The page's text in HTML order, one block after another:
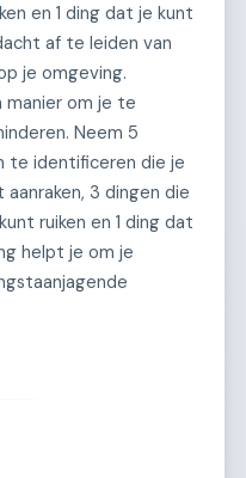
en 1 ding dat je kunt
af te leiden van
je omgeving.
om je te
Neem 5
te identificeren die je
3 dingen die
ruiken en 1 ding dat
helpt je om je